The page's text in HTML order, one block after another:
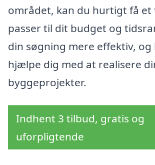
området, kan du hurtigt få
passer til dit budget og
din søgning mere effektiv, og
hjælpe dig med at realisere
byggeprojekter.
Indhent 3 tilbud, gratis og
uforpligtende